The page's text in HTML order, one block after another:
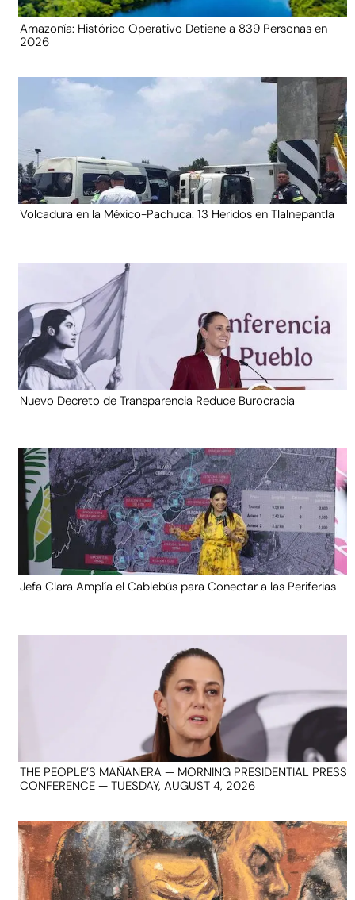
Amazonía: Histórico Operativo Detiene a 839 Personas en
2026
Volcadura en la México-Pachuca: 13 Heridos en Tlalnepantla
Nuevo Decreto de Transparencia Reduce Burocracia
Jefa Clara Amplía el Cablebús para Conectar a las Periferias
THE PEOPLE’S MAÑANERA — MORNING PRESIDENTIAL PRESS
CONFERENCE — TUESDAY, AUGUST 4, 2026